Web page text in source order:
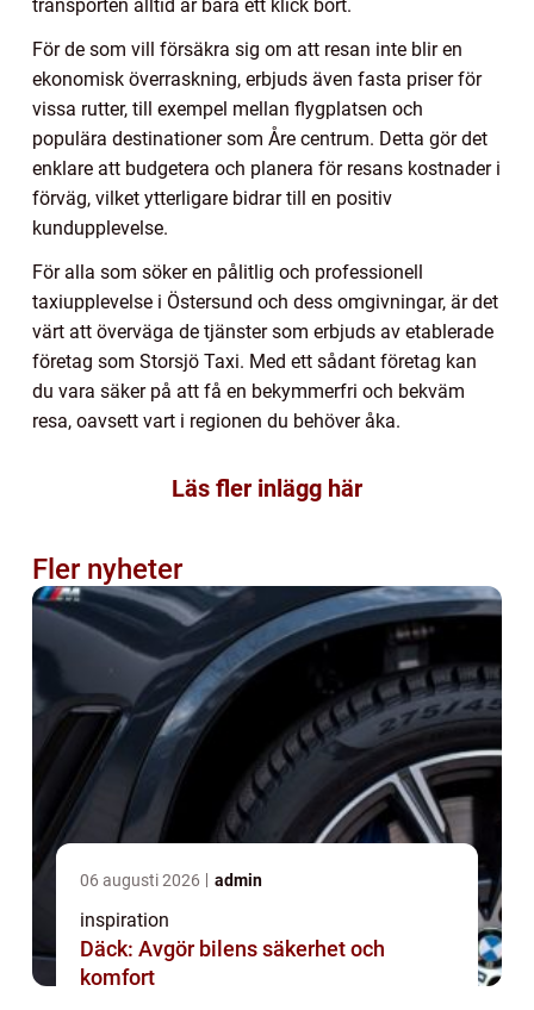
transporten alltid är bara ett klick bort.
För de som vill försäkra sig om att resan inte blir en
ekonomisk överraskning, erbjuds även fasta priser för
vissa rutter, till exempel mellan flygplatsen och
populära destinationer som Åre centrum. Detta gör det
enklare att budgetera och planera för resans kostnader i
förväg, vilket ytterligare bidrar till en positiv
kundupplevelse.
För alla som söker en pålitlig och professionell
taxiupplevelse i Östersund och dess omgivningar, är det
värt att överväga de tjänster som erbjuds av etablerade
företag som Storsjö Taxi. Med ett sådant företag kan
du vara säker på att få en bekymmerfri och bekväm
resa, oavsett vart i regionen du behöver åka.
Läs fler inlägg här
Fler nyheter
06 augusti 2026 admin
inspiration
Däck: Avgör bilens säkerhet och
komfort